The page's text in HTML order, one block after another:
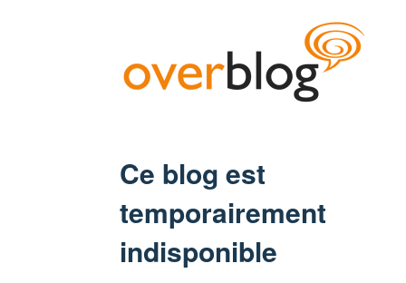
Ce blog est
temporairement
indisponible